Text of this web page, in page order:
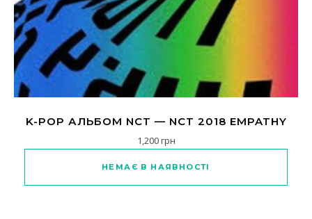
K-POP АЛЬБОМ NCT — NCT 2018 EMPATHY
1,200грн
НЕМАЄ В НАЯВНОСТІ